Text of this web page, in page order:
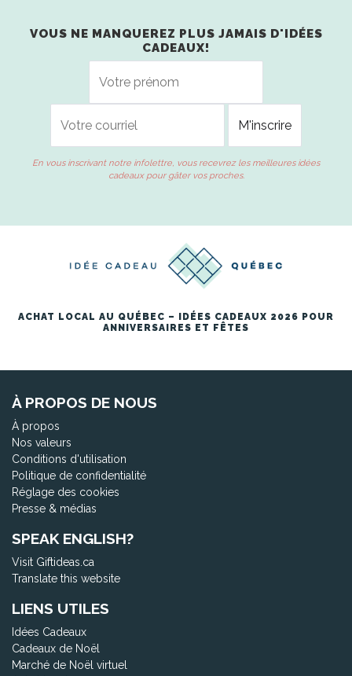
VOUS NE MANQUEREZ PLUS JAMAIS D'IDÉES
CADEAUX!
En vous inscrivant notre infolettre, vous recevrez les meilleures idées
cadeaux pour gâter vos proches.
ACHAT LOCAL AU QUÉBEC – IDÉES CADEAUX 2026 POUR
ANNIVERSAIRES ET FÊTES
À PROPOS DE NOUS
À propos
Nos valeurs
Conditions d'utilisation
Politique de confidentialité
Réglage des cookies
Presse & médias
SPEAK ENGLISH?
Visit Giftideas.ca
Translate this website
LIENS UTILES
Idées Cadeaux
Cadeaux de Noël
Marché de Noël virtuel